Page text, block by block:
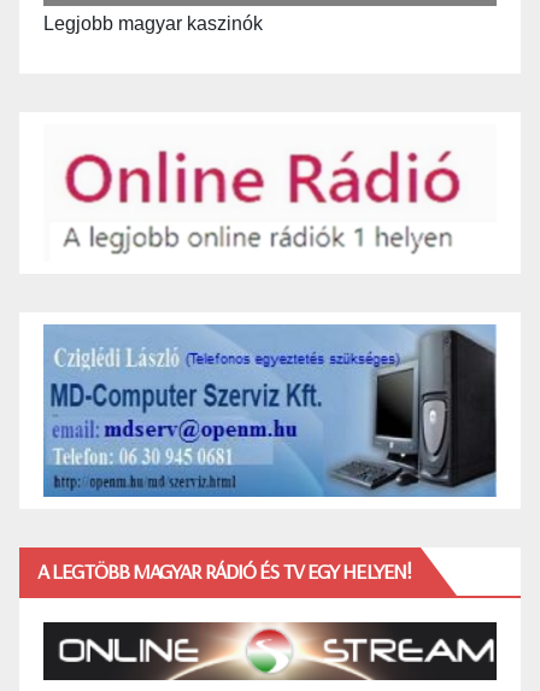
Legjobb magyar kaszinók
A LEGTÖBB MAGYAR RÁDIÓ ÉS TV EGY HELYEN!